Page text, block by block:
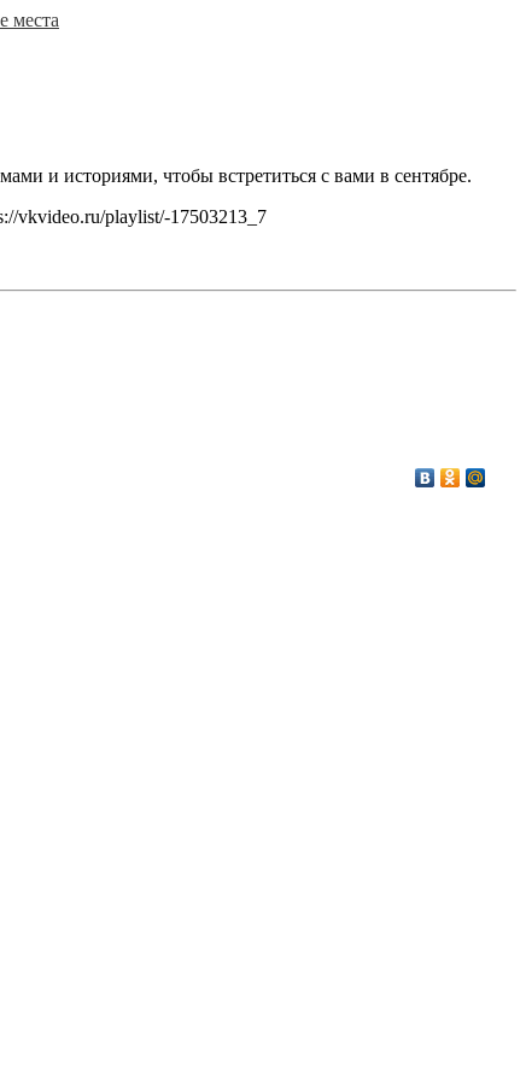
места
и историями, чтобы встретиться с вами в сентябре.
vkvideo.ru/playlist/-17503213_7